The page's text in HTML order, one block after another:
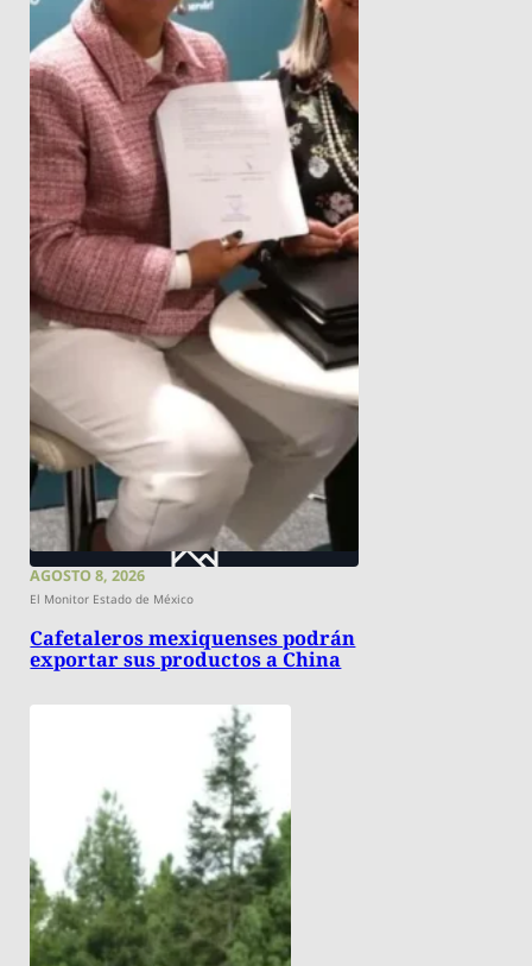
AGOSTO 8, 2026
El Monitor Estado de México
Cafetaleros mexiquenses podrán
exportar sus productos a China